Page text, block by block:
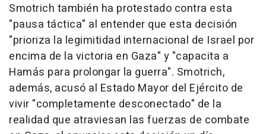
Smotrich también ha protestado contra esta
"pausa táctica" al entender que esta decisión
"prioriza la legimitidad internacional de Israel por
encima de la victoria en Gaza" y "capacita a
Hamás para prolongar la guerra". Smotrich,
además, acusó al Estado Mayor del Ejército de
vivir "completamente desconectado" de la
realidad que atraviesan las fuerzas de combate